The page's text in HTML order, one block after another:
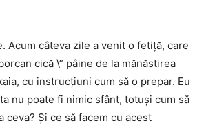
Acum câteva zile a venit o fetiţă, care
cică \” pâine de la mănăstirea
cu instrucţiuni cum să o prepar. Eu
nu poate fi nimic sfânt, totuşi cum să
ceva? Şi ce să facem cu acest